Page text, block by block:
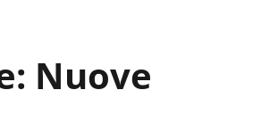
Nuove